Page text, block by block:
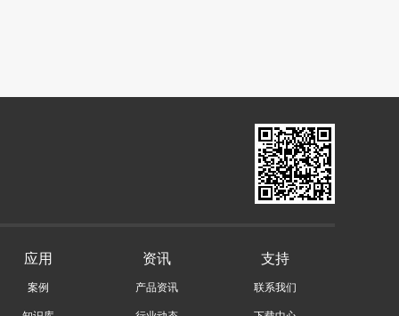
应用
案例
资讯
产品资讯
支持
联系我们